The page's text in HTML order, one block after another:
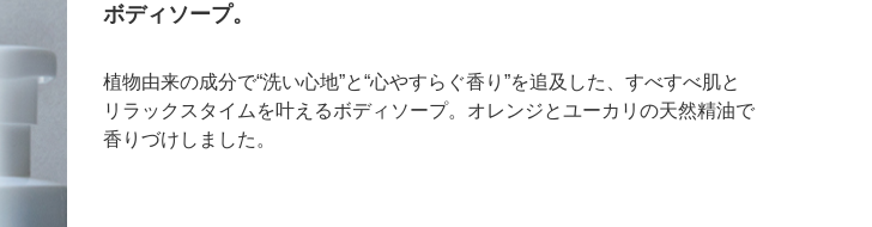
ボディソープ。
植物由来の成分で“洗い心地”と“心やすらぐ香り”を追及した、すべすべ肌と
リラックスタイムを叶えるボディソープ。オレンジとユーカリの天然精油で
香りづけしました。